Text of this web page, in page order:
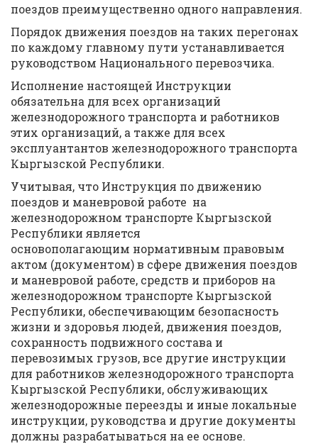
поездов преимущественно одного направления.
Порядок движения поездов на таких перегонах
по каждому главному пути устанавливается
руководством Национального перевозчика.
Исполнение настоящей Инструкции
обязательна для всех организаций
железнодорожного транспорта и работников
этих организаций, а также для всех
эксплуантантов железнодорожного транспорта
Кыргызской Республики.
Учитывая, что Инструкция по движению
поездов и маневровой работе на
железнодорожном транспорте Кыргызской
Республики является
основополагающим нормативным правовым
актом (документом) в сфере движения поездов
и маневровой работе, средств и приборов на
железнодорожном транспорте Кыргызской
Республики, обеспечивающим безопасность
жизни и здоровья людей, движения поездов,
сохранность подвижного состава и
перевозимых грузов, все другие инструкции
для работников железнодорожного транспорта
Кыргызской Республики, обслуживающих
железнодорожные переезды и иные локальные
инструкции, руководства и другие документы
должны разрабатываться на ее основе.